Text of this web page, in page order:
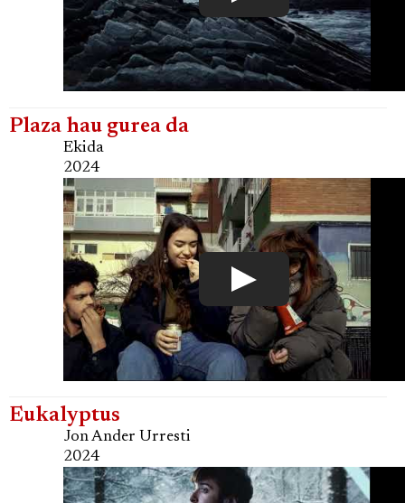
Plaza hau gurea da
Ekida
2024
Eukalyptus
Jon Ander Urresti
2024